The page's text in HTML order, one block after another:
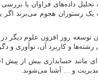
تحلیل داده‌های فراوان یا
رستوران هجوم می‌برند
توسعه روز افزون علوم دیگر در
و کاربرد آن، نوآوری و
ای مانند حسابداری بیش از
مدیریت و … آشنا می‌شوند.